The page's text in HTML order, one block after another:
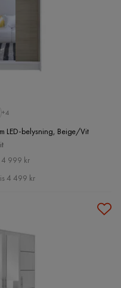
+4
LED-belysning, Beige/Vit
4 999 kr
4 499 kr